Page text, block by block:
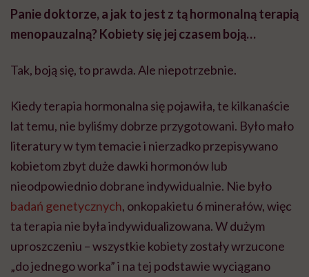
Panie doktorze, a jak to jest z tą hormonalną terapią
menopauzalną? Kobiety się jej czasem boją…
Tak, boją się, to prawda. Ale niepotrzebnie.
Kiedy terapia hormonalna się pojawiła, te kilkanaście
lat temu, nie byliśmy dobrze przygotowani. Było mało
literatury w tym temacie i nierzadko przepisywano
kobietom zbyt duże dawki hormonów lub
nieodpowiednio dobrane indywidualnie. Nie było
badań genetycznych, onkopakietu 6 minerałów, więc
ta terapia nie była indywidualizowana. W dużym
uproszczeniu – wszystkie kobiety zostały wrzucone
„do jednego worka” i na tej podstawie wyciągano